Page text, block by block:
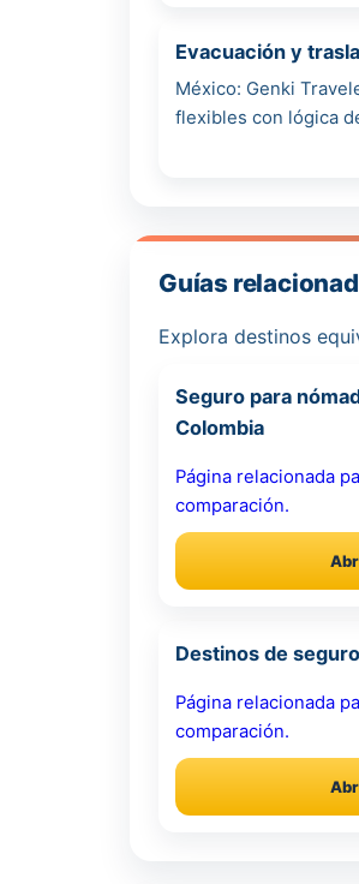
Evacuación y
México: Genki
flexibles con lógica
Guías
Explora destinos
Seguro para
Colombia
Página relacionada
comparación.
Destinos de
Página relacionada
comparación.